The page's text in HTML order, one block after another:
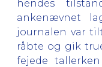
hendes
ankenævnet
journalen var
råbte og gik
fejede